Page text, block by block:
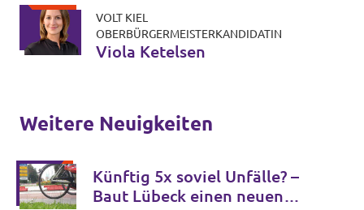
VOLT KIEL
OBERBÜRGERMEISTERKANDIDATIN
Viola Ketelsen
Weitere Neuigkeiten
Künftig 5x soviel Unfälle? –
Baut Lübeck einen neuen